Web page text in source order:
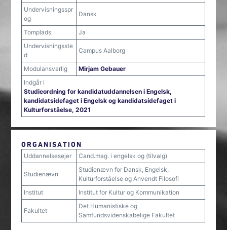
Undervisningsspr
og
Dansk
Tomplads
Ja
Undervisningsste
d
Campus Aalborg
Modulansvarlig
Mirjam Gebauer
Indgår i
Studieordning for kandidatuddannelsen i Engelsk,
kandidatsidefaget i Engelsk og kandidatsidefaget i
Kulturforståelse, 2021
ORGANISATION
Uddannelsesejer Cand.mag. i engelsk og (tilvalg)
Studienævn
Studienævn for Dansk, Engelsk,
Kulturforståelse og Anvendt Filosofi
Institut
Institut for Kultur og Kommunikation
Fakultet
Det Humanistiske og
Samfundsvidenskabelige Fakultet